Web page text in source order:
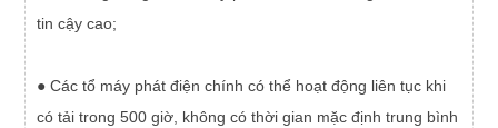
tin cậy cao;
● Các tổ máy phát điện chính có thể hoạt động liên tục khi
có tải trong 500 giờ, không có thời gian mặc định trung bình